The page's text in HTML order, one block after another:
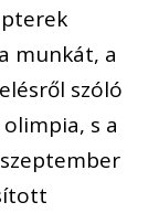
munkát, a
szóló
s a